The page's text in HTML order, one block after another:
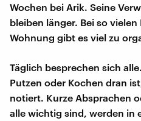
Wochen bei Arik. Seine
bleiben länger. Bei so
Wohnung gibt es viel zu
Täglich besprechen sich
Putzen oder Kochen dran
notiert. Kurze Absprachen
alle wichtig sind, werden in